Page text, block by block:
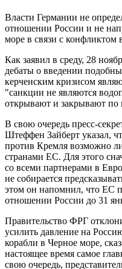
Власти Германии не
отношении России и не
море в связи с конфликтом
Как заявил в среду, 28
дебаты о введении
керченским кризисом
"санкции не являются
открывают и закрывают по
В свою очередь пресс-
Штеффен Зайберт указал,
против Кремля возможно
странами ЕС. Для этого
со всеми партнерами в
не собирается
этом он напомнил, что ЕС
отношении России до 31
Правительство ФРГ
усилить давление на
корабли в Черное море,
настоящее время самое
свою очередь,